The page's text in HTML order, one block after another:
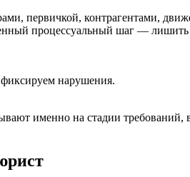
первичкой, контрагентами,
процессуальный шаг —
нарушения.
именно на стадии